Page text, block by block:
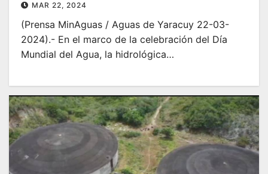
MAR 22, 2024
(Prensa MinAguas / Aguas de Yaracuy 22-03-
2024).- En el marco de la celebración del Día
Mundial del Agua, la hidrológica…